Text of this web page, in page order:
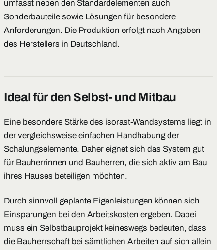
umfasst neben den Standardelementen auch
Sonderbauteile sowie Lösungen für besondere
Anforderungen. Die Produktion erfolgt nach Angaben
des Herstellers in Deutschland.
Ideal für den Selbst- und Mitbau
Eine besondere Stärke des isorast-Wandsystems liegt in
der vergleichsweise einfachen Handhabung der
Schalungselemente. Daher eignet sich das System gut
für Bauherrinnen und Bauherren, die sich aktiv am Bau
ihres Hauses beteiligen möchten.
Durch sinnvoll geplante Eigenleistungen können sich
Einsparungen bei den Arbeitskosten ergeben. Dabei
muss ein Selbstbauprojekt keineswegs bedeuten, dass
die Bauherrschaft bei sämtlichen Arbeiten auf sich allein